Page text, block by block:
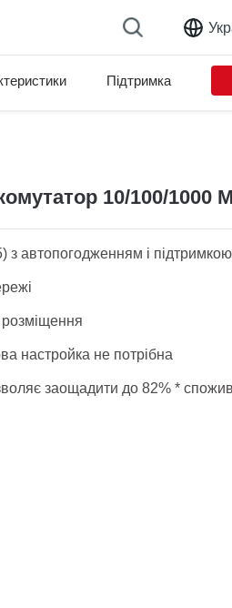
Підтримка
10/100/1000
з автопогодженням і
настройка не потрібна
заощадити до 82% *